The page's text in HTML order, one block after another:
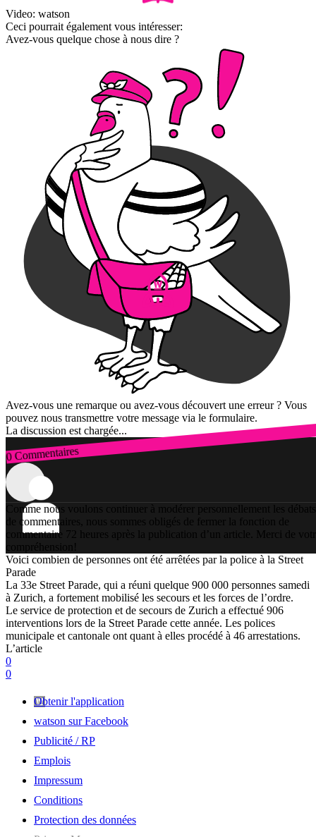
Video: watson
Ceci pourrait également vous intéresser:
Avez-vous quelque chose à nous dire ?
Avez-vous une remarque ou avez-vous découvert une erreur ? Vous
pouvez nous transmettre votre message via le formulaire.
La discussion est chargée...
0 Commentaires
Connexion
Comme nous voulons continuer à modérer personnellement les débats
de commentaires, nous sommes obligés de fermer la fonction de
commentaire 72 heures après la publication d’un article. Merci de
compréhension!
Voici combien de personnes ont été arrêtées par la police à la Street
Parade
La 33e Street Parade, qui a réuni quelque 900 000 personnes samedi
à Zurich, a fortement mobilisé les secours et les forces de l’ordre.
Le service de protection et de secours de Zurich a effectué 906
interventions lors de la Street Parade cette année. Les polices
municipale et cantonale ont quant à elles procédé à 46 arrestations.
L’article
0
0
Obtenir l'application
watson sur Facebook
Publicité / RP
Emplois
Impressum
Conditions
Protection des données